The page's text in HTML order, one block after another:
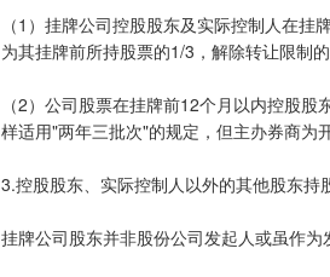
（1）挂牌公司控股股东及实际控制人在
为其挂牌前所持股票的1/3，解除转让限制
（2）公司股票在挂牌前12个月以内控股
样适用"两年三批次"的规定，但主办券商为
3.控股股东、实际控制人以外的其他股东持
挂牌公司股东并非股份公司发起人或虽作